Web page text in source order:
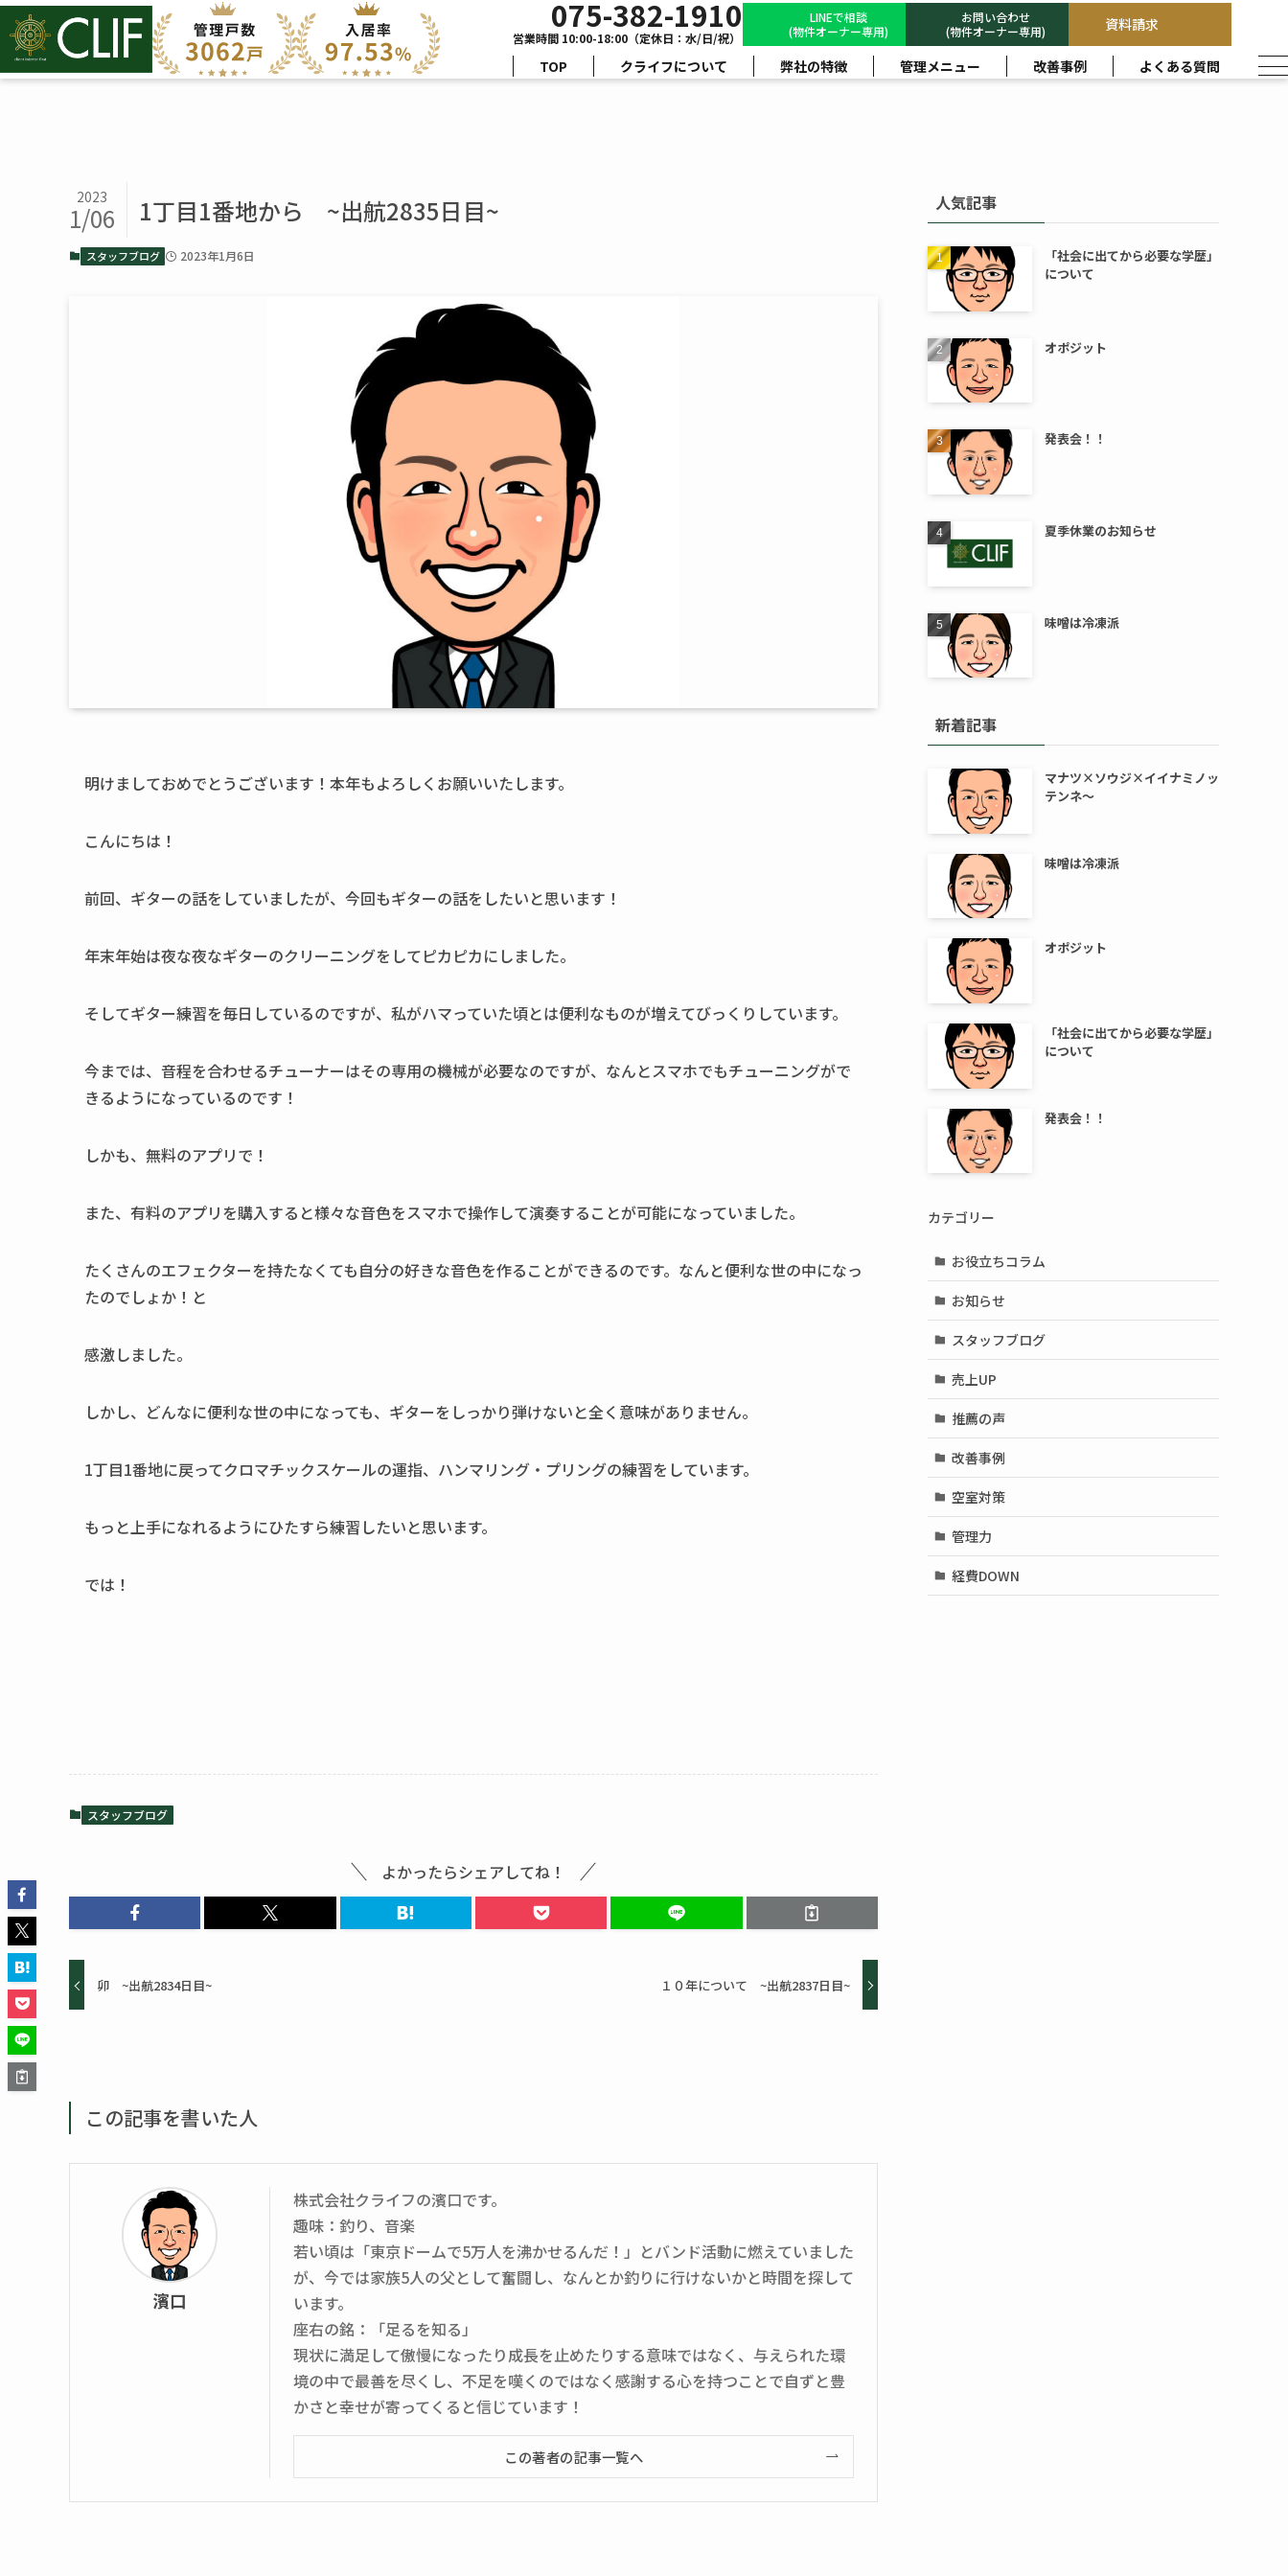
075-382-1910
営業時間 10:00-18:00（定休日：水/日/祝）
LINEで相談
(物件オーナー専用)
お問い合わせ
(物件オーナー専用)
資料請求
TOP クライフについて 弊社の特徴 管理メニュー 改善事例 よくある質問
1丁目1番地から ~出航2835日目~
2023
1/06
スタッフブログ 2023年1月6日
明けましておめでとうございます！本年もよろしくお願いいたします。
こんにちは！
前回、ギターの話をしていましたが、今回もギターの話をしたいと思います！
年末年始は夜な夜なギターのクリーニングをしてピカピカにしました。
そしてギター練習を毎日しているのですが、私がハマっていた頃とは便利なものが増えてびっくりしています。
今までは、音程を合わせるチューナーはその専用の機械が必要なのですが、なんとスマホでもチューニングがで
きるようになっているのです！
しかも、無料のアプリで！
また、有料のアプリを購入すると様々な音色をスマホで操作して演奏することが可能になっていました。
たくさんのエフェクターを持たなくても自分の好きな音色を作ることができるのです。なんと便利な世の中になっ
たのでしょか！と
感激しました。
しかし、どんなに便利な世の中になっても、ギターをしっかり弾けないと全く意味がありません。
1丁目1番地に戻ってクロマチックスケールの運指、ハンマリング・プリングの練習をしています。
もっと上手になれるようにひたすら練習したいと思います。
では！
スタッフブログ
よかったらシェアしてね！
卯 ~出航2834日目~ １０年について ~出航2837日目~
この記事を書いた人
濱口
株式会社クライフの濱口です。
趣味：釣り、音楽
若い頃は「東京ドームで5万人を沸かせるんだ！」とバンド活動に燃えていました
が、今では家族5人の父として奮闘し、なんとか釣りに行けないかと時間を探して
います。
座右の銘：「足るを知る」
現状に満足して傲慢になったり成長を止めたりする意味ではなく、与えられた環
境の中で最善を尽くし、不足を嘆くのではなく感謝する心を持つことで自ずと豊
かさと幸せが寄ってくると信じています！
この著者の記事一覧へ
人気記事
「社会に出てから必要な学歴」
について
オポジット
発表会！！
夏季休業のお知らせ
味噌は冷凍派
新着記事
マナツ×ソウジ×イイナミノッ
テンネ～
味噌は冷凍派
オポジット
「社会に出てから必要な学歴」
について
発表会！！
カテゴリー
お役立ちコラム
お知らせ
スタッフブログ
売上UP
推薦の声
改善事例
空室対策
管理力
経費DOWN